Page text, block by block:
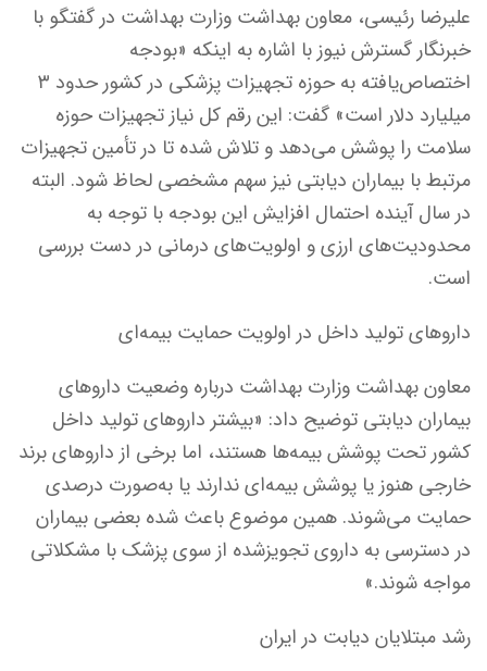
علیرضا رئیسی، معاون بهداشت وزارت بهداشت در گفتگو با
خبرنگار گسترش نیوز با اشاره به اینکه «بودجه
اختصاص‌یافته به حوزه تجهیزات پزشکی در کشور حدود ۳
میلیارد دلار است» گفت: این رقم کل نیاز تجهیزات حوزه
سلامت را پوشش می‌دهد و تلاش شده تا در تأمین تجهیزات
مرتبط با بیماران دیابتی نیز سهم مشخصی لحاظ شود. البته
در سال آینده احتمال افزایش این بودجه با توجه به
محدودیت‌های ارزی و اولویت‌های درمانی در دست بررسی
است.
داروهای تولید داخل در اولویت حمایت بیمه‌ای
معاون بهداشت وزارت بهداشت درباره وضعیت داروهای
بیماران دیابتی توضیح داد: «بیشتر داروهای تولید داخل
کشور تحت پوشش بیمه‌ها هستند، اما برخی از داروهای برند
خارجی هنوز یا پوشش بیمه‌ای ندارند یا به‌صورت درصدی
حمایت می‌شوند. همین موضوع باعث شده بعضی بیماران
در دسترسی به داروی تجویز‌شده از سوی پزشک با مشکلاتی
مواجه شوند.»
رشد مبتلایان دیابت در ایران